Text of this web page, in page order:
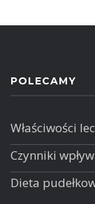
POLECAMY
Właściwości
Czynniki
Dieta